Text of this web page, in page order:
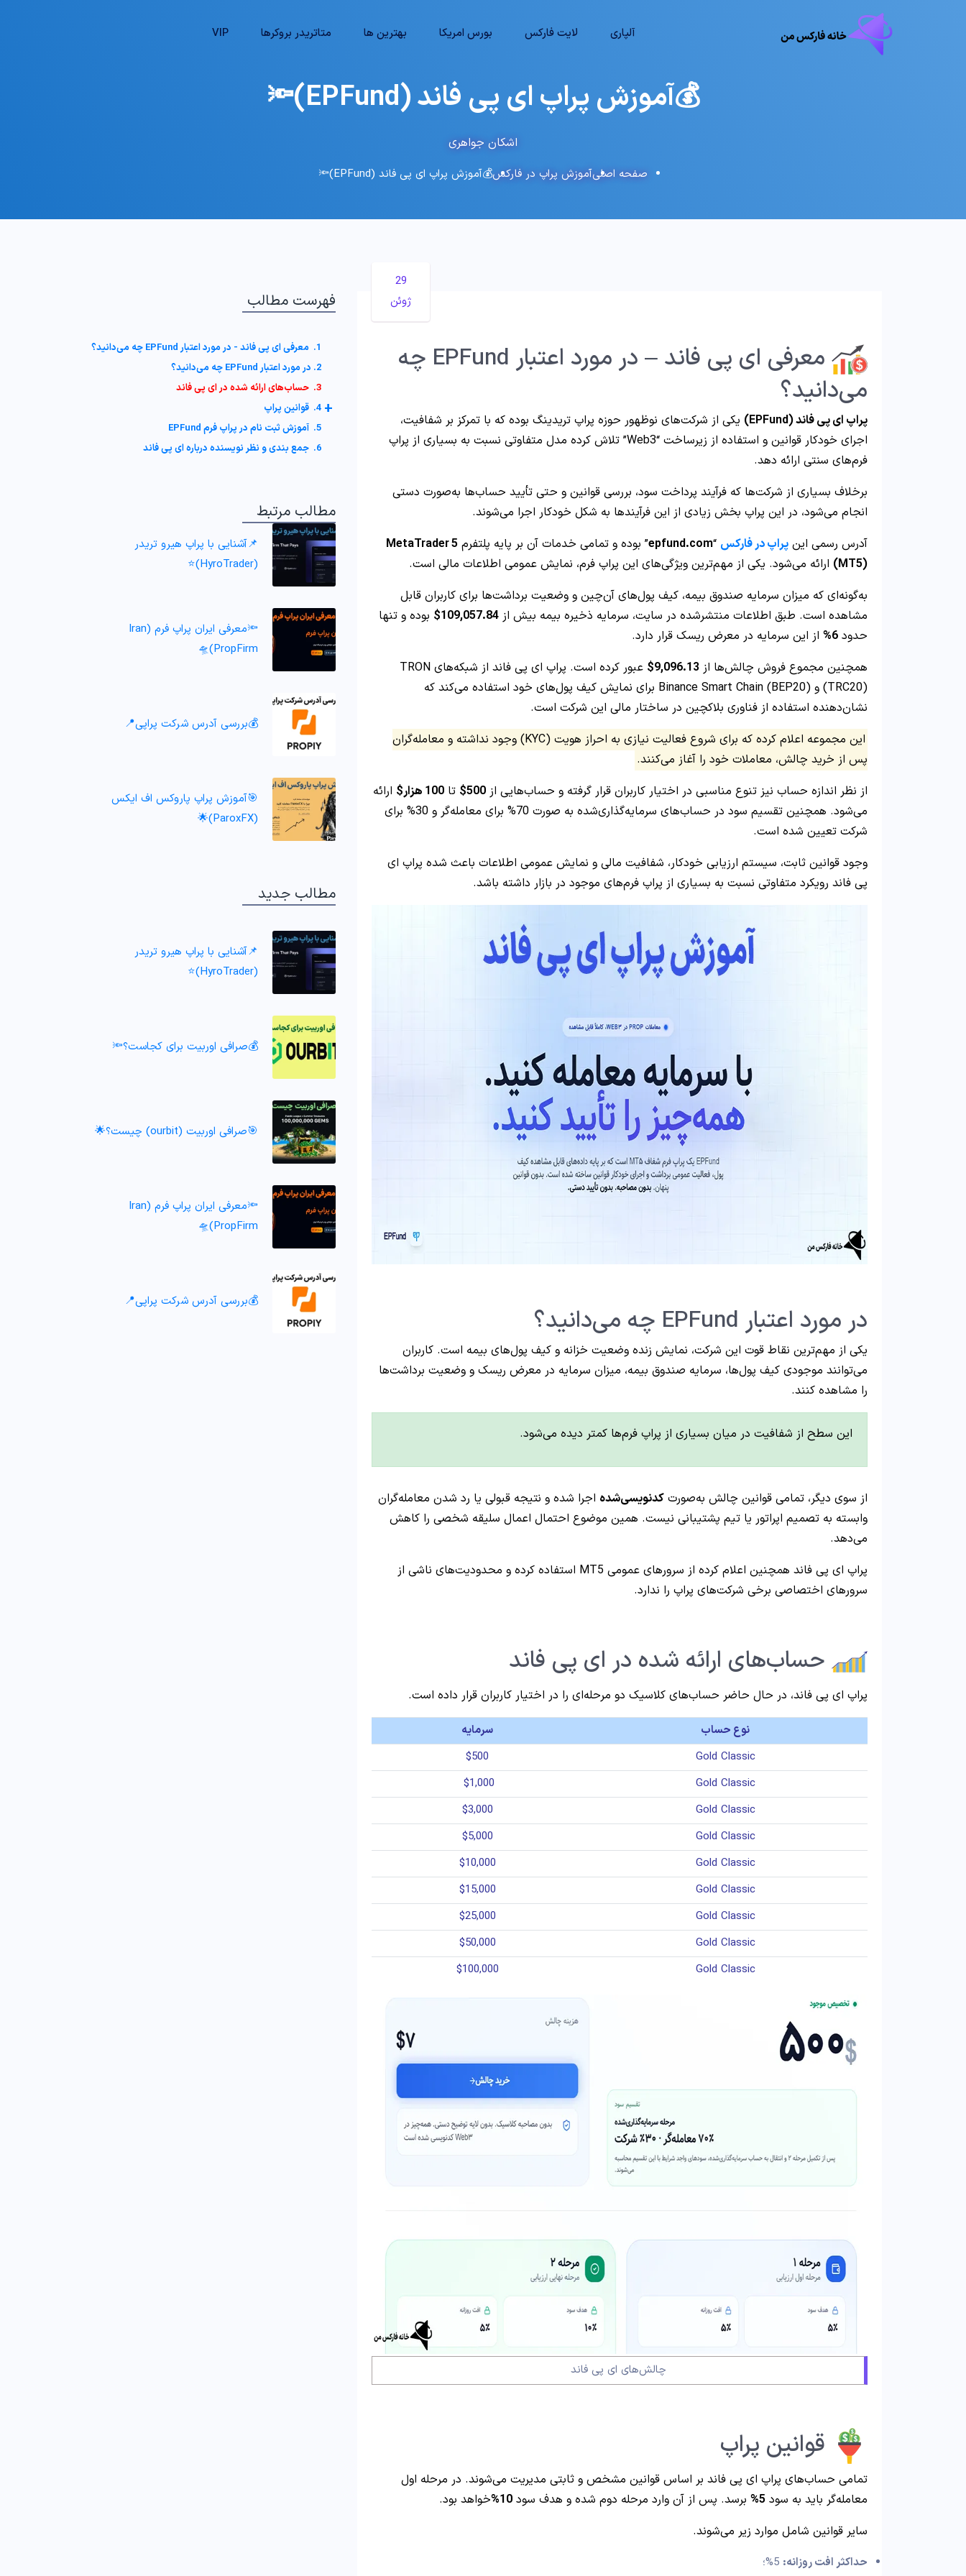
آلپاری لایت فارکس بورس امریکا بهترین ها متاتریدر بروکرها VIP
💰آموزش پراپ ای پی فاند (EPFund)🔦
اشکان جواهری
صفحه اصلیآموزش پراپ در فارکس💰آموزش پراپ ای پی فاند (EPFund)🔦
29
ژوئن
معرفی ای پی فاند – در مورد اعتبار EPFund چه
می‌دانید؟
پراپ ای پی فاند (EPFund)
یکی از شرکت‌های نوظهور حوزه پراپ تریدینگ بوده که با تمرکز بر شفافیت،
اجرای خودکار قوانین و استفاده از زیرساخت “Web3” تلاش کرده مدل متفاوتی نسبت به بسیاری از پراپ
فرم‌های سنتی ارائه دهد.
برخلاف بسیاری از شرکت‌ها که فرآیند پرداخت سود، بررسی قوانین و حتی تأیید حساب‌ها به‌صورت دستی
انجام می‌شود، در این پراپ بخش زیادی از این فرآیندها به شکل خودکار اجرا می‌شوند.
آدرس رسمی این پراپ در فارکس “
epfund.com” بوده و تمامی خدمات آن بر پایه پلتفرم MetaTrader 5
(MT5) ارائه می‌شود. یکی از مهم‌ترین ویژگی‌های این پراپ فرم، نمایش عمومی اطلاعات مالی است.
به‌گونه‌ای که میزان سرمایه صندوق بیمه، کیف پول‌های آن‌چین و وضعیت برداشت‌ها برای کاربران قابل
مشاهده است. طبق اطلاعات منتشرشده در سایت، سرمایه ذخیره بیمه بیش از 109,057.84$
بوده و تنها
حدود 6%
از این سرمایه در معرض ریسک قرار دارد.
همچنین مجموع فروش چالش‌ها از 9,096.13$
عبور کرده است. پراپ ای پی فاند از شبکه‌های TRON
(TRC20) و Binance Smart Chain (BEP20) برای نمایش کیف پول‌های خود استفاده می‌کند که
نشان‌دهنده استفاده از فناوری بلاکچین در ساختار مالی این شرکت است.
این مجموعه اعلام کرده که برای شروع فعالیت نیازی به احراز هویت (KYC) وجود نداشته و معامله‌گران
پس از خرید چالش، معاملات خود را آغاز می‌کنند.
از نظر اندازه حساب نیز تنوع مناسبی در اختیار کاربران قرار گرفته و حساب‌هایی از 500$ تا 100 هزار$
ارائه
می‌شود. همچنین تقسیم سود در حساب‌های سرمایه‌گذاری‌شده به صورت 70% برای معامله‌گر و 30% برای
شرکت تعیین شده است.
وجود قوانین ثابت، سیستم ارزیابی خودکار، شفافیت مالی و نمایش عمومی اطلاعات باعث شده پراپ ای
پی فاند رویکرد متفاوتی نسبت به بسیاری از پراپ فرم‌های موجود در بازار داشته باشد.
در مورد اعتبار EPFund چه می‌دانید؟
یکی از مهم‌ترین نقاط قوت این شرکت، نمایش زنده وضعیت خزانه و کیف پول‌های بیمه است. کاربران
می‌توانند موجودی کیف پول‌ها، سرمایه صندوق بیمه، میزان سرمایه در معرض ریسک و وضعیت برداشت‌ها
را مشاهده کنند.
این سطح از شفافیت در میان بسیاری از پراپ فرم‌ها کمتر دیده می‌شود.
از سوی دیگر، تمامی قوانین چالش به‌صورت کدنویسی‌شده اجرا شده و نتیجه قبولی یا رد شدن معامله‌گران
وابسته به تصمیم اپراتور یا تیم پشتیبانی نیست. همین موضوع احتمال اعمال سلیقه شخصی را کاهش
می‌دهد.
پراپ ای پی فاند همچنین اعلام کرده از سرورهای عمومی MT5 استفاده کرده و محدودیت‌های ناشی از
سرورهای اختصاصی برخی شرکت‌های پراپ را ندارد.
حساب‌های ارائه شده در ای پی فاند
پراپ ای پی فاند، در حال حاضر حساب‌های کلاسیک دو مرحله‌ای را در اختیار کاربران قرار داده است.
نوع حساب
سرمایه
Gold Classic
$500
Gold Classic
$1,000
Gold Classic
$3,000
Gold Classic
$5,000
Gold Classic
$10,000
Gold Classic
$15,000
Gold Classic
$25,000
Gold Classic
$50,000
Gold Classic
$100,000
چالش‌های ای پی فاند
قوانین پراپ
تمامی حساب‌های پراپ ای پی فاند بر اساس قوانین مشخص و ثابتی مدیریت می‌شوند. در مرحله اول
معامله‌گر باید به سود 5% برسد. پس از آن وارد مرحله دوم شده و هدف سود 10% خواهد بود.
سایر قوانین شامل موارد زیر می‌شوند.
حداکثر افت روزانه:
فهرست مطالب
1. معرفی ای پی فاند - در مورد اعتبار EPFund چه می‌دانید؟
2. در مورد اعتبار EPFund چه می‌دانید؟
3. حساب‌های ارائه شده در ای پی فاند
4. قوانین پراپ +
5. آموزش ثبت نام در پراپ فرم EPFund
6. جمع بندی و نظر نویسنده درباره ای پی فاند
مطالب مرتبط
📌آشنایی با پراپ هیرو تریدر
(HyroTrader)⭐️
🔦معرفی ایران پراپ فرم (Iran
PropFirm)🛸
💰بررسی آدرس شرکت پراپی📍
🎯آموزش پراپ پاروکس اف ایکس
(ParoxFX)🌟
مطالب جدید
📌آشنایی با پراپ هیرو تریدر
(HyroTrader)⭐️
💰صرافی اوربیت برای کجاست؟🔦
🎯صرافی اوربیت (ourbit) چیست؟🌟
🔦معرفی ایران پراپ فرم (Iran
PropFirm)🛸
💰بررسی آدرس شرکت پراپی📍